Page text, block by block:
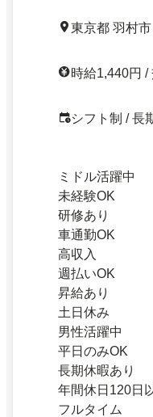
東京都 羽村市
時給1,440円 /
シフト制 / 長
ミドル活躍中
未経験OK
研修あり
車通勤OK
高収入
週払いOK
昇給あり
土日休み
男性活躍中
平日のみOK
長期休暇あり
年間休日120日
フルタイム